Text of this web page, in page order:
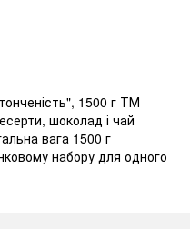
1500 г ТМ
шоколад і чай
вага 1500 г
набору для одного